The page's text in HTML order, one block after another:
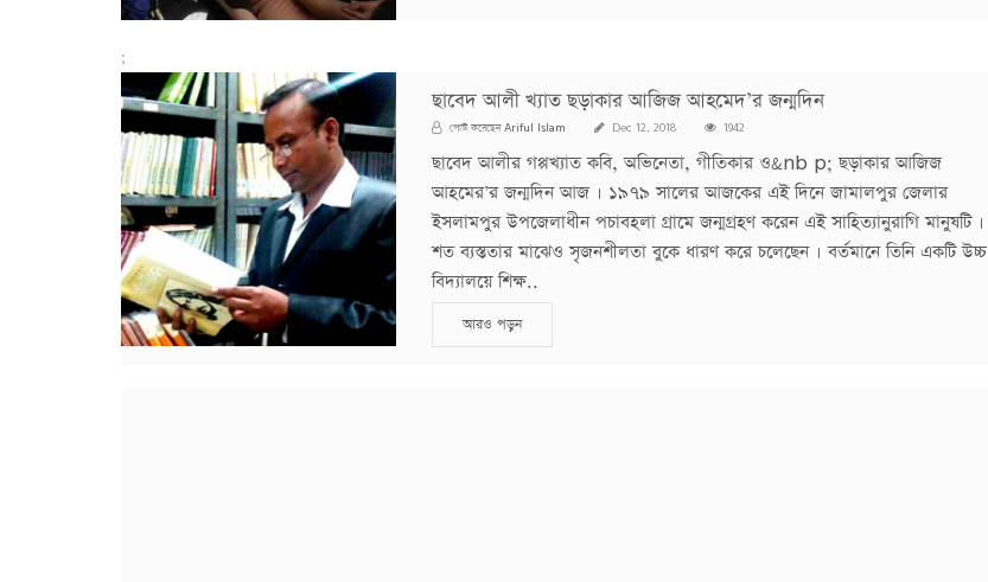
;
ছাবেদ আলী খ্যাত ছড়াকার আজিজ আহমেদ’র জন্মদিন
পোস্ট করেছেনAriful Islam Dec 12, 2018 1942
ছাবেদ আলীর গপ্পখ্যাত কবি, অভিনেতা, গীতিকার ও&nb p; ছড়াকার আজিজ
আহমের’র জন্মদিন আজ । ১৯৭৯ সালের আজকের এই দিনে জামালপুর জেলার
ইসলামপুর উপজেলাধীন পচাবহলা গ্রামে জন্মগ্রহণ করেন এই সাহিত্যানুরাগি মানুষটি ।
শত ব্যস্ততার মাঝেও সৃজনশীলতা বুকে ধারণ করে চলেছেন । বর্তমানে তিনি একটি উচ্চ
বিদ্যালয়ে শিক্ষ..
আরও পড়ুন